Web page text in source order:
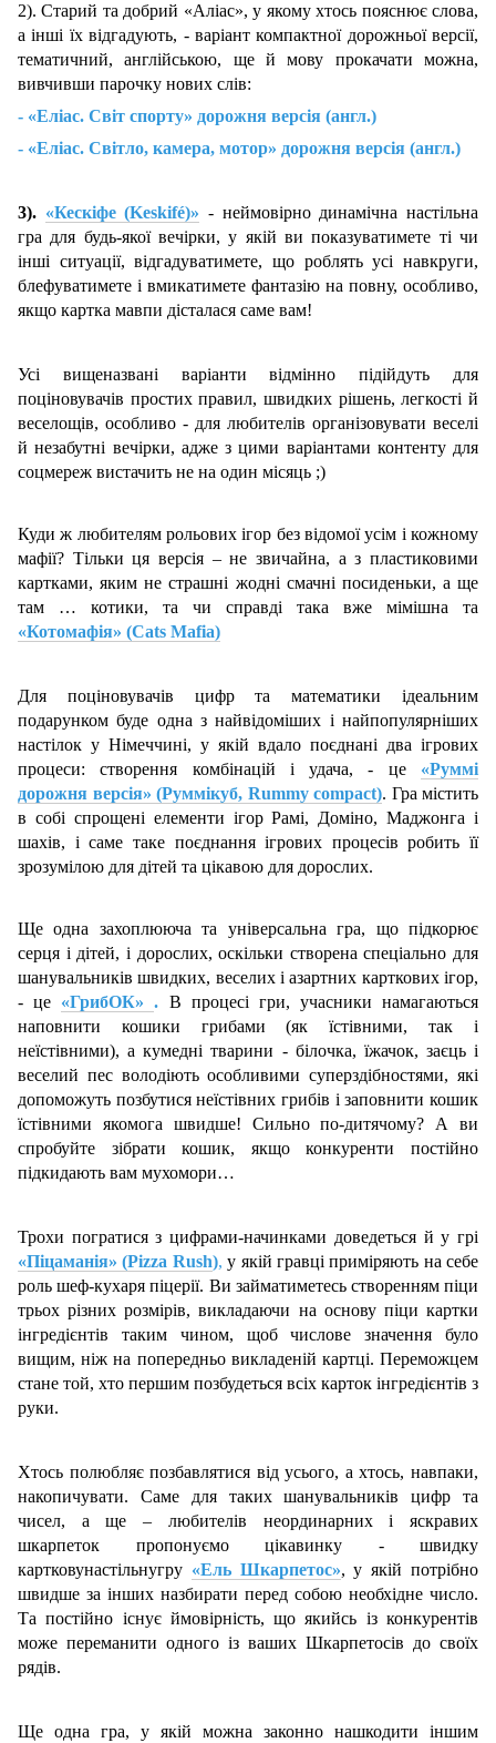
2). Старий та добрий «Аліас», у якому хтось пояснює слова,
а інші їх відгадують, - варіант компактної дорожньої версії,
тематичний, англійською, ще й мову прокачати можна,
вивчивши парочку нових слів:
- «Еліас. Світ спорту» дорожня версія (англ.)
- «Еліас. Світло, камера, мотор» дорожня версія (англ.)
3). «Кескіфе (Keskifé)» - неймовірно динамічна настільна
гра для будь-якої вечірки, у якій ви показуватимете ті чи
інші ситуації, відгадуватимете, що роблять усі навкруги,
блефуватимете і вмикатимете фантазію на повну, особливо,
якщо картка мавпи дісталася саме вам!
Усі вищеназвані варіанти відмінно підійдуть для
поціновувачів простих правил, швидких рішень, легкості й
веселощів, особливо - для любителів організовувати веселі
й незабутні вечірки, адже з цими варіантами контенту для
соцмереж вистачить не на один місяць ;)
Куди ж любителям рольових ігор без відомої усім і кожному
мафії? Тільки ця версія – не звичайна, а з пластиковими
картками, яким не страшні жодні смачні посиденьки, а ще
там … котики, та чи справді така вже мімішна та
«Котомафія» (Cats Mafia)
Для поціновувачів цифр та математики ідеальним
подарунком буде одна з найвідоміших і найпопулярніших
настілок у Німеччині, у якій вдало поєднані два ігрових
процеси: створення комбінацій і удача, - це «Руммі
дорожня версія» (Руммікуб, Rummy compact). Гра містить
в собі спрощені елементи ігор Рамі, Доміно, Маджонга і
шахів, і саме таке поєднання ігрових процесів робить її
зрозумілою для дітей та цікавою для дорослих.
Ще одна захоплююча та універсальна гра, що підкорює
серця і дітей, і дорослих, оскільки створена спеціально для
шанувальників швидких, веселих і азартних карткових ігор,
- це «ГрибОК» . В процесі гри, учасники намагаються
наповнити кошики грибами (як їстівними, так і
неїстівними), а кумедні тварини - білочка, їжачок, заєць і
веселий пес володіють особливими суперздібностями, які
допоможуть позбутися неїстівних грибів і заповнити кошик
їстівними якомога швидше! Сильно по-дитячому? А ви
спробуйте зібрати кошик, якщо конкуренти постійно
підкидають вам мухомори…
Трохи погратися з цифрами-начинками доведеться й у грі
«Піцаманія» (Pizza Rush), у якій гравці приміряють на себе
роль шеф-кухаря піцерії. Ви займатиметесь створенням піци
трьох різних розмірів, викладаючи на основу піци картки
інгредієнтів таким чином, щоб числове значення було
вищим, ніж на попередньо викладеній картці. Переможцем
стане той, хто першим позбудеться всіх карток інгредієнтів з
руки.
Хтось полюбляє позбавлятися від усього, а хтось, навпаки,
накопичувати. Саме для таких шанувальників цифр та
чисел, а ще – любителів неординарних і яскравих
шкарпеток пропонуємо цікавинку - швидку
картковунастільнугру «Ель Шкарпетос», у якій потрібно
швидше за інших назбирати перед собою необхідне число.
Та постійно існує ймовірність, що якийсь із конкурентів
може переманити одного із ваших Шкарпетосів до своїх
рядів.
Ще одна гра, у якій можна законно нашкодити іншим